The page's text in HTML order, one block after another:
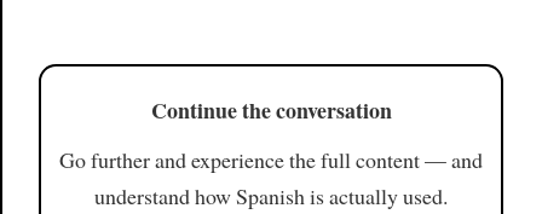
Continue the conversation
Go further and experience the full content — and
understand how Spanish is actually used.